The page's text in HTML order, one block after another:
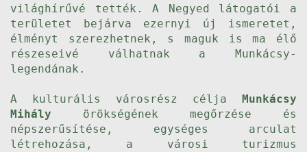
világhírűvé tették. A Negyed látogatói a
területet bejárva ezernyi új ismeretet,
élményt szerezhetnek, s maguk is ma élő
részeseivé válhatnak a Munkácsy-
legendának.
A kulturális városrész célja Munkácsy
Mihály örökségének megőrzése és
népszerűsítése, egységes arculat
létrehozása, a városi turizmus